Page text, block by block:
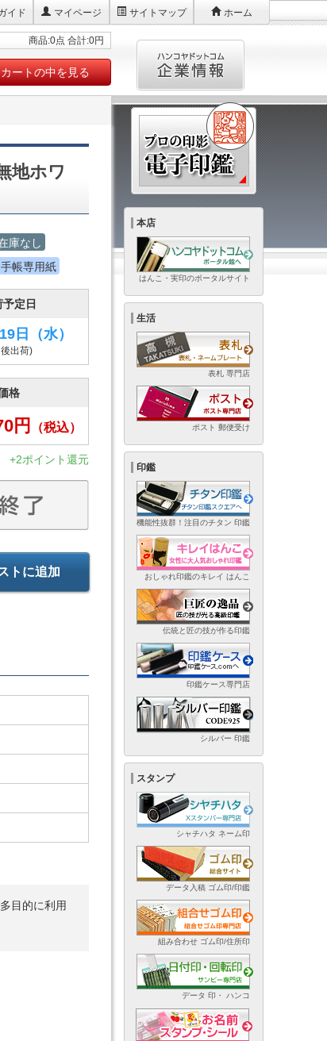
イド マイページ サイトマップ ホーム
商品:0点 合計:0円
カートの中を見る
地ホワ
庫なし
手帳専用紙
定日
日 （水）
出荷)
格
円 （税込）
+2ポイント還元
トに追加
目的に利用
本店
はんこ・実印のポータルサイト
生活
表札 専門店
ポスト 郵便受け
印鑑
機能性抜群！注目のチタン 印鑑
おしゃれ印鑑のキレイ はんこ
伝統と匠の技が作る印鑑
印鑑ケース専門店
シルバー 印鑑
スタンプ
シャチハタ ネーム印
データ入稿 ゴム印/印鑑
組み合わせ ゴム印/住所印
データ 印・ ハンコ